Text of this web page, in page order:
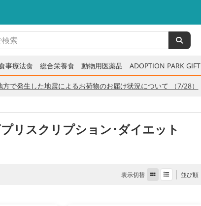
事療法食 総合栄養食 動物用医薬品 ADOPTION PARK GIFT
で発生した地震によるお荷物のお届け状況について （7/28）
プリスクリプション･ダイエット
表示切替 並び順